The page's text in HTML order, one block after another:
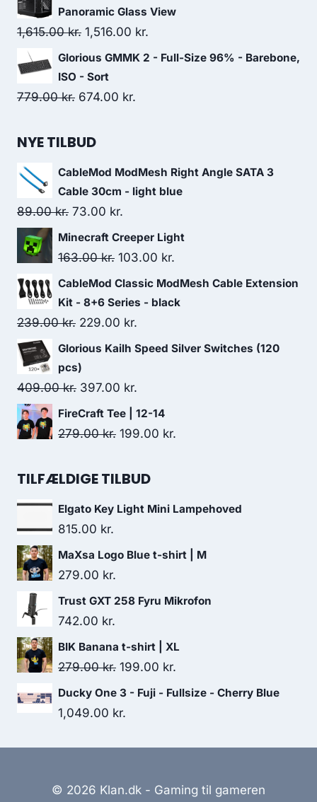
was:
299.00 kr..
Panoramic Glass View
1,615.00kr. Original
price
was:
1,615.00 kr..
1,516.00 kr.
price
Glorious GMMK 2 - Full-Size 96% - Barebone,
ISO - Sort
779.00kr. Original
was:
674.00 kr.
NYE TILBUD
CableMod ModMesh Right Angle SATA 3
Cable 30cm - light blue
89.00kr. Original
price
was:
73.00 kr.
price
is:
Minecraft Creeper Light
163.00kr. Original
price
was:
163.00 kr..
103.00 kr.
price
is:
CableMod Classic ModMesh Cable Extension
Kit - 8+6 Series - black
239.00kr. Original
price
was:
239.00 kr..
229.00 kr.
price
Glorious Kailh Speed Silver Switches (120
pcs)
409.00kr. Original
price
was:
397.00 kr.
price
is:
FireCraft Tee | 12-14
279.00kr. Original
was:
199.00 kr.
TILFÆLDIGE TILBUD
Elgato Key Light Mini Lampehoved
815.00 kr.
MaXsa Logo Blue t-shirt | M
279.00 kr.
Trust GXT 258 Fyru Mikrofon
742.00 kr.
BIK Banana t-shirt | XL
279.00kr. Original
price
was:
199.00 kr.
price
Ducky One 3 - Fuji - Fullsize - Cherry Blue
1,049.00 kr.
© 2026 Klan.dk - Gaming til gameren